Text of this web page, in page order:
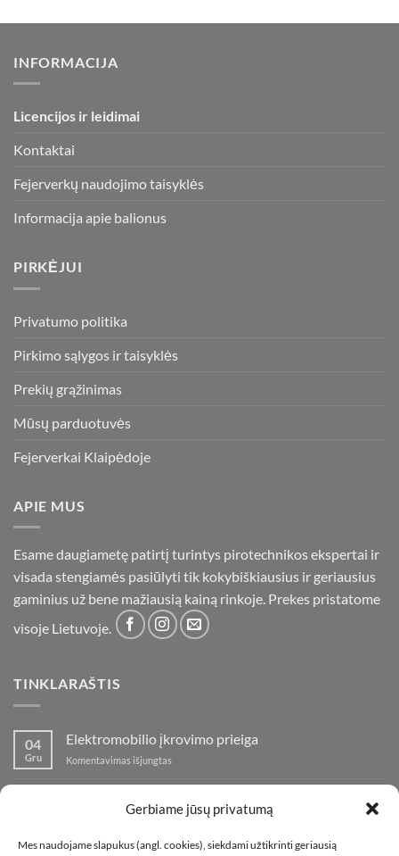
Gerbiame jūsų privatumą
Mes naudojame slapukus (angl. cookies), siekdami užtikrinti geriausią
INFORMACIJA
Licencijos ir leidimai
Kontaktai
Fejerverkų naudojimo taisyklės
Informacija apie balionus
PIRKĖJUI
Privatumo politika
Pirkimo sąlygos ir taisyklės
Prekių grąžinimas
Mūsų parduotuvės
Fejerverkai Klaipėdoje
APIE MUS
Esame daugiametę patirtį turintys pirotechnikos ekspertai ir
visada stengiamės pasiūlyti tik kokybiškiausius ir geriausius
gaminius už bene mažiausią kainą rinkoje. Prekes pristatome
visoje Lietuvoje.
TINKLARAŠTIS
04
Gru
Elektromobilio įkrovimo prieiga
Komentavimas išjungtas
prieiga
Komentavimas išjungtasįraše
fejerverkų